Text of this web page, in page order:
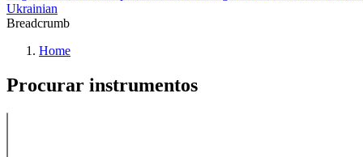
Ukrainian
Breadcrumb
Home
Procurar instrumentos